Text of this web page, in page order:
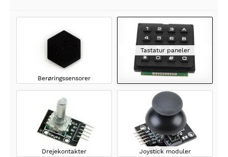
Berøringssensorer
Tastatur paneler
Drejekontakter Joystick moduler